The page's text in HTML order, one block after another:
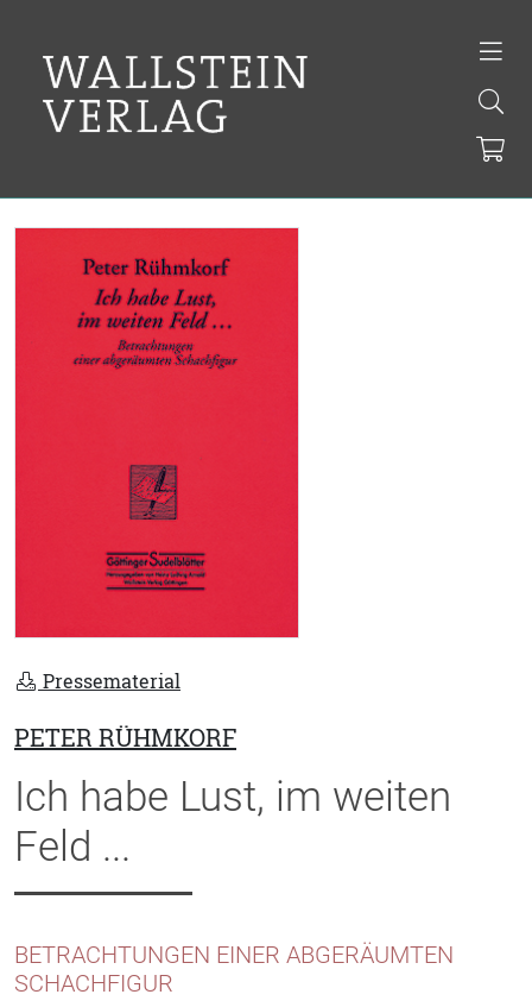
Pressematerial
PETER RÜHMKORF
Ich habe Lust, im weiten
Feld ...
BETRACHTUNGEN EINER ABGERÄUMTEN
SCHACHFIGUR